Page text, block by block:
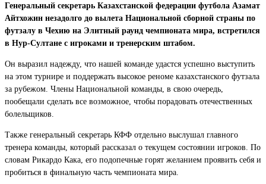
Генеральный секретарь Казахстанской федерации футбола Азамат
Айтхожин незадолго до вылета Национальной сборной страны по
футзалу в Чехию на Элитный раунд чемпионата мира, встретился
в Нур-Султане с игроками и тренерским штабом.
Он выразил надежду, что нашей команде удастся успешно выступить
на этом турнире и поддержать высокое реноме казахстанского футзала
за рубежом. Члены Национальной команды, в свою очередь,
пообещали сделать все возможное, чтобы порадовать отечественных
болельщиков.
Также генеральный секретарь КФФ отдельно выслушал главного
тренера команды, который рассказал о текущем состоянии игроков. По
словам Рикардо Кака, его подопечные горят желанием проявить себя и
пробиться в финальную часть чемпионата мира.